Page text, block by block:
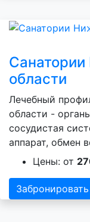
области
Лечебный
области -
сосудистая
аппарат, обмен
Цены: от
Забронировать